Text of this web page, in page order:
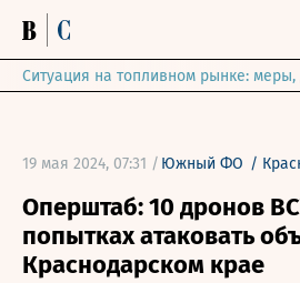
Ситуация на топливном рынке:
19 мая 2024, 07:31 / Южный ФО /
Оперштаб: 10 дронов
попытках атаковать
Краснодарском крае